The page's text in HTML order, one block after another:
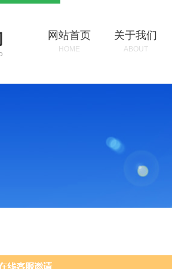
网站首页
HOME
关于我们
ABOUT